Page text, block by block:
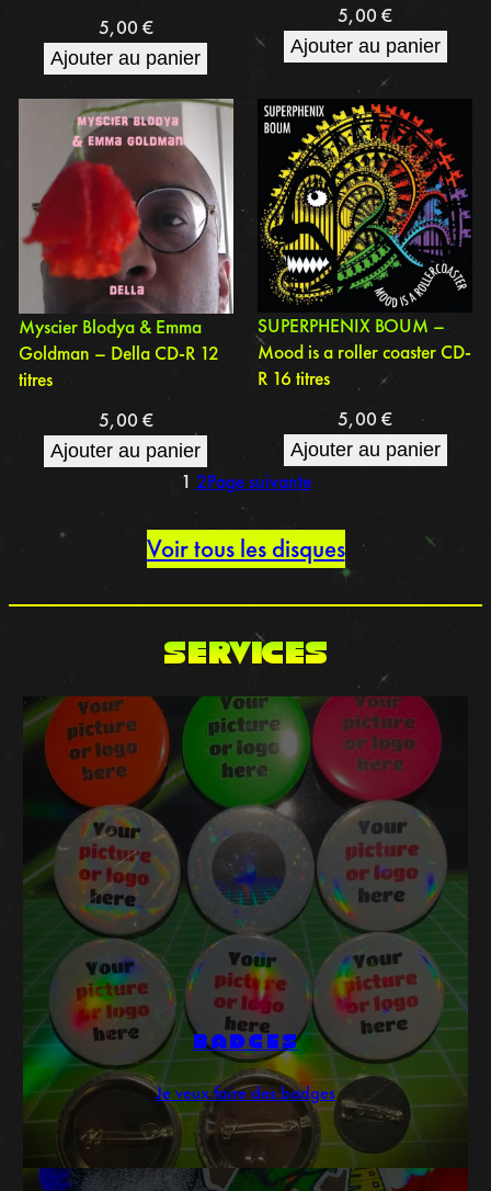
5,00 €
Ajouter au panier
5,00€
Ajouter au panier
Myscier Blodya & Emma
Goldman – Della CD-R 12
titres
5,00 €
Ajouter au panier
SUPERPHENIX BOUM –
Mood is a roller coaster CD-
R 16 titres
5,00€
Ajouter au panier
1 2Page suivante
Voir tous les disques
SERVICES
BADGES
Je veux faire des badges